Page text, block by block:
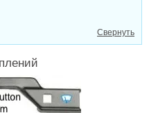
Свернуть